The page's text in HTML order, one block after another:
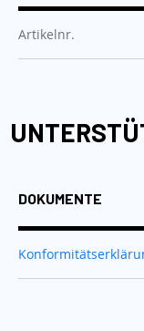
Artikelnr.
DOKUMENTE